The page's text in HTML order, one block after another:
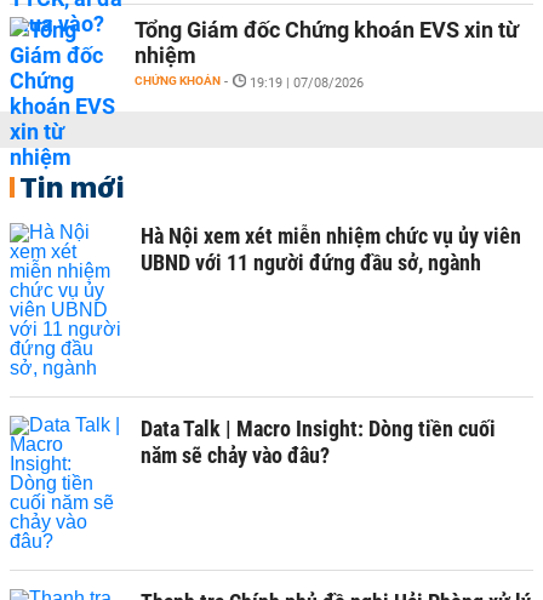
Tổng Giám đốc Chứng khoán EVS xin từ
nhiệm
CHỨNG KHOÁN - 19:19 | 07/08/2026
Tin mới
Hà Nội xem xét miễn nhiệm chức vụ ủy viên
UBND với 11 người đứng đầu sở, ngành
Data Talk | Macro Insight: Dòng tiền cuối
năm sẽ chảy vào đâu?